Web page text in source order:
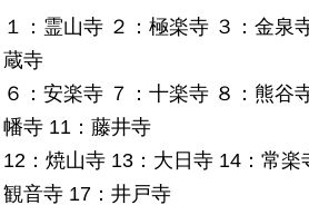
１：霊山寺 ２：極楽寺 ３：金泉
蔵寺
６：安楽寺 ７：十楽寺 ８：熊谷
幡寺 11：藤井寺
12：焼山寺 13：大日寺 14：常楽
観音寺 17：井戸寺